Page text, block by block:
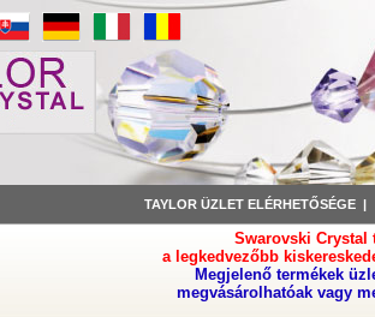
TAYLOR ÜZLET ELÉRHETŐSÉGE
Swarovski Crystal
a legkedvezőbb
Megjelenő termékek
megvásárolhatóak vagy